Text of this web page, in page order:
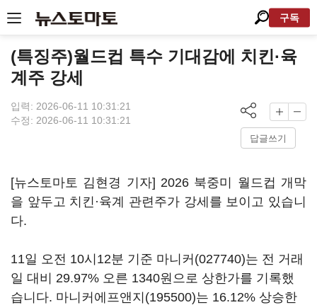
구독
(특징주)월드컵 특수 기대감에 치킨·육
계주 강세
입력: 2026-06-11 10:31:21
수정: 2026-06-11 10:31:21
답글쓰기
[뉴스토마토 김현경 기자] 2026 북중미 월드컵 개막
을 앞두고 치킨·육계 관련주가 강세를 보이고 있습니
다.
11일 오전 10시12분 기준 마니커(027740)는 전 거래
일 대비 29.97% 오른 1340원으로 상한가를 기록했
습니다. 마니커에프앤지(195500)는 16.12% 상승한